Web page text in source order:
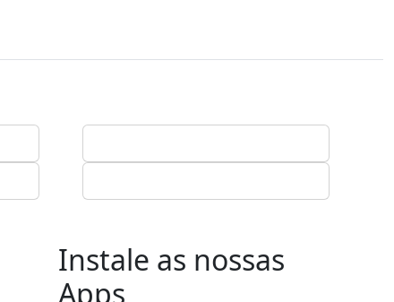
Instale as nossas
Apps